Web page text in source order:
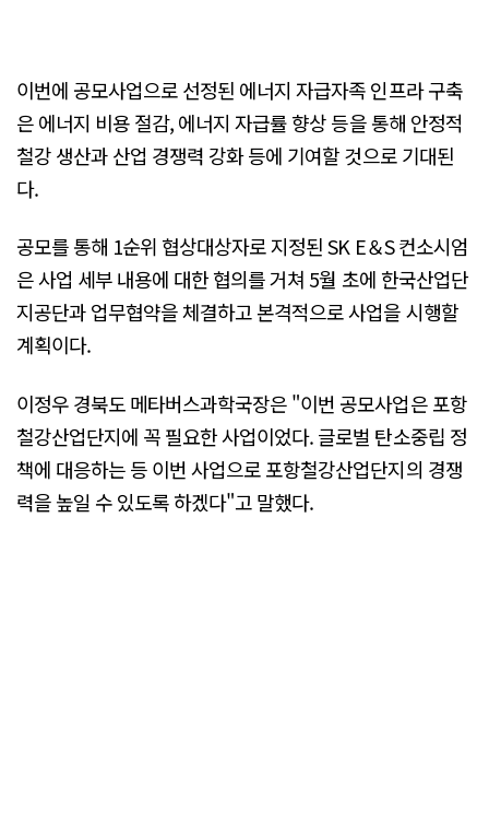
이번에 공모사업으로 선정된 에너지 자급자족 인프라 구축
은 에너지 비용 절감, 에너지 자급률 향상 등을 통해 안정적
철강 생산과 산업 경쟁력 강화 등에 기여할 것으로 기대된
다.
공모를 통해 1순위 협상대상자로 지정된 SK E＆S 컨소시엄
은 사업 세부 내용에 대한 협의를 거쳐 5월 초에 한국산업단
지공단과 업무협약을 체결하고 본격적으로 사업을 시행할
계획이다.
이정우 경북도 메타버스과학국장은 "이번 공모사업은 포항
철강산업단지에 꼭 필요한 사업이었다. 글로벌 탄소중립 정
책에 대응하는 등 이번 사업으로 포항철강산업단지의 경쟁
력을 높일 수 있도록 하겠다"고 말했다.